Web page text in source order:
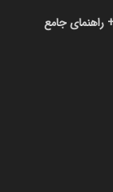
جامع